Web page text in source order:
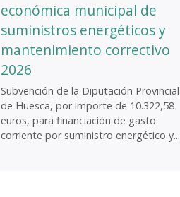
económica municipal de
suministros energéticos y
mantenimiento correctivo
2026
Subvención de la Diputación Provincial
de Huesca, por importe de 10.322,58
euros, para financiación de gasto
corriente por suministro energético y...